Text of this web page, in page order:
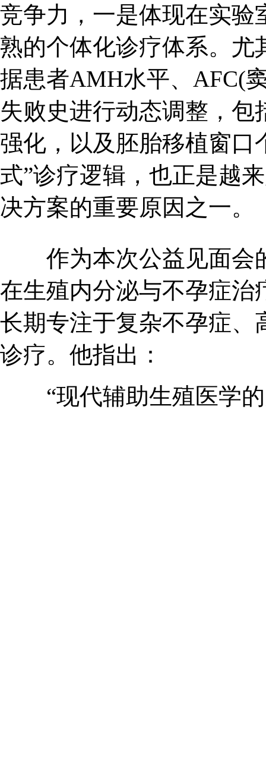
竞争力，一是体现在实验
熟的个体化诊疗体系。尤
据患者AMH水平、AFC(
失败史进行动态调整，
强化，以及胚胎移植窗口
式”诊疗逻辑，也正是越
决方案的重要原因之一。
作为本次公益见面会的
在生殖内分泌与不孕症治
长期专注于复杂不孕症
诊疗。他指出：
“现代辅助生殖医学的